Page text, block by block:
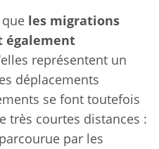
les migrations
également
représentent un
déplacements
se font toutefois
très courtes distances :
par les